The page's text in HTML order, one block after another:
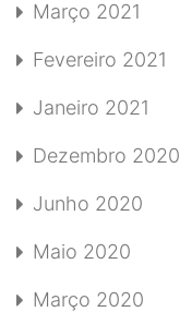
Março 2021
Fevereiro 2021
Janeiro 2021
Dezembro 2020
Junho 2020
Maio 2020
Março 2020